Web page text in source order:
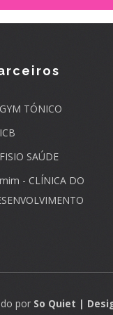
GYM TÓNICO
ICB
FISIO SAÚDE
mim - CLÍNICA DO
por So Quiet |